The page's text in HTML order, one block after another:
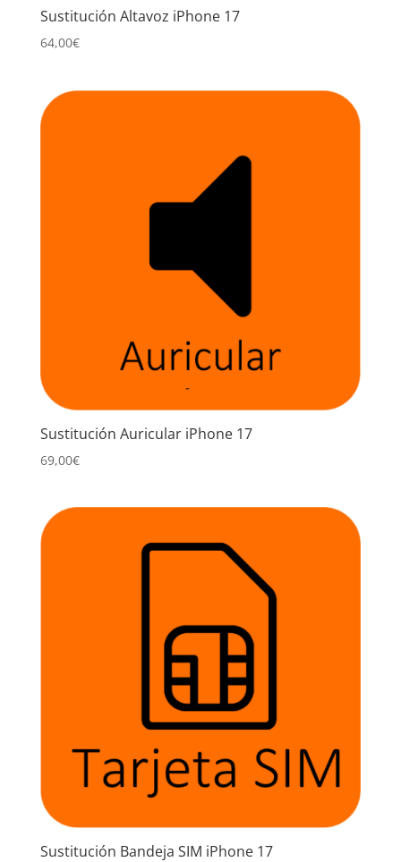
Sustitución Altavoz iPhone 17
64,00€
Sustitución Auricular iPhone 17
69,00€
Sustitución Bandeja SIM iPhone 17